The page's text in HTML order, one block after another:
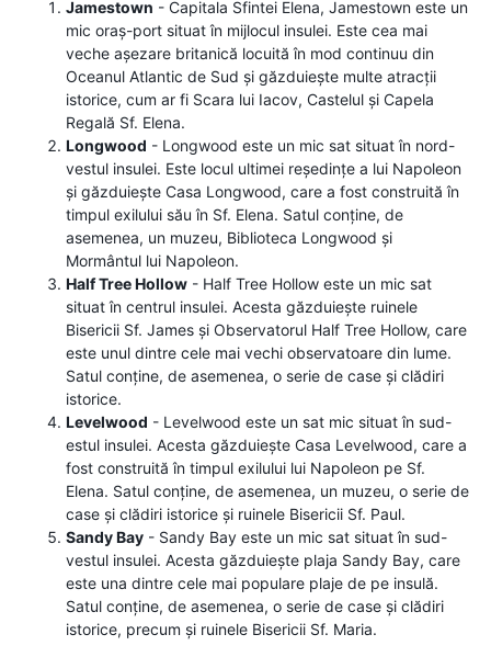
Jamestown - Capitala Sfintei Elena, Jamestown este un
mic oraș-port situat în mijlocul insulei. Este cea mai
veche așezare britanică locuită în mod continuu din
Oceanul Atlantic de Sud și găzduiește multe atracții
istorice, cum ar fi Scara lui Iacov, Castelul și Capela
Regală Sf. Elena.
Longwood - Longwood este un mic sat situat în nord-
vestul insulei. Este locul ultimei reședințe a lui Napoleon
și găzduiește Casa Longwood, care a fost construită în
timpul exilului său în Sf. Elena. Satul conține, de
asemenea, un muzeu, Biblioteca Longwood și
Mormântul lui Napoleon.
Half Tree Hollow - Half Tree Hollow este un mic sat
situat în centrul insulei. Acesta găzduiește ruinele
Bisericii Sf. James și Observatorul Half Tree Hollow, care
este unul dintre cele mai vechi observatoare din lume.
Satul conține, de asemenea, o serie de case și clădiri
istorice.
Levelwood - Levelwood este un sat mic situat în sud-
estul insulei. Acesta găzduiește Casa Levelwood, care a
fost construită în timpul exilului lui Napoleon pe Sf.
Elena. Satul conține, de asemenea, un muzeu, o serie de
case și clădiri istorice și ruinele Bisericii Sf. Paul.
Sandy Bay - Sandy Bay este un mic sat situat în sud-
vestul insulei. Acesta găzduiește plaja Sandy Bay, care
este una dintre cele mai populare plaje de pe insulă.
Satul conține, de asemenea, o serie de case și clădiri
istorice, precum și ruinele Bisericii Sf. Maria.